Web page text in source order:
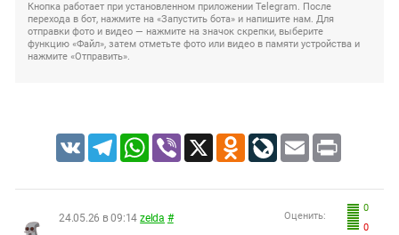
Кнопка работает при установленном приложении Telegram. После
перехода в бот, нажмите на «Запустить бота» и напишите нам. Для
отправки фото и видео — нажмите на значок скрепки, выберите
функцию «Файл», затем отметьте фото или видео в памяти устройства и
нажмите «Отправить».
VK TelegramWhatsApp
Viber X Odnoklassniki
LiveJournal
Email Print
0
0
Оценить:
24.05.26 в 09:14 zelda #